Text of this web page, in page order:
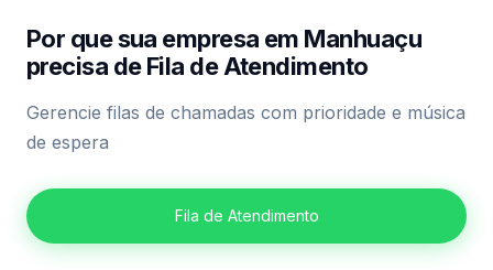
Por que sua empresa em Manhuaçu
precisa de Fila de Atendimento
Gerencie filas de chamadas com prioridade e música
de espera
Fila de Atendimento